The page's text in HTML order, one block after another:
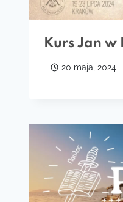
Kurs Jan
20 maja, 2024